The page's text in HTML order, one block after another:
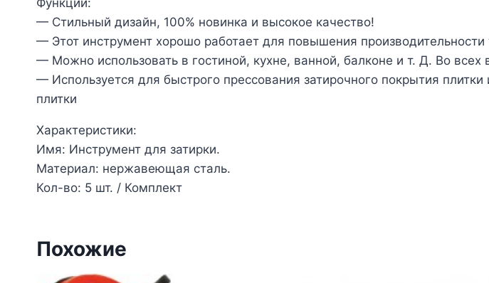
— Стильный дизайн, 100% новинка и высокое качество!
— Этот инструмент хорошо работает для повышения
— Можно использовать в гостиной, кухне, ванной, балконе и т. Д. Во
— Используется для быстрого прессования затирочного покрытия
плитки
Характеристики:
Имя: Инструмент для затирки.
Материал: нержавеющая сталь.
Кол-во: 5 шт. / Комплект
Похожие